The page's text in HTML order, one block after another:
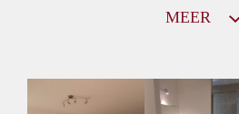
Huurtoeslag
MEER